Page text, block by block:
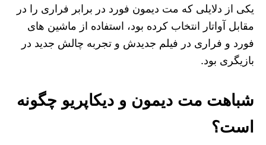
یکی از دلایلی که مت دیمون فورد در برابر فراری را در
مقابل آواتار انتخاب کرده بود، استفاده از ماشین های
فورد و فراری در فیلم جدیدش و تجربه چالش جدید در
بازیگری بود.
شباهت مت دیمون و دیکاپریو چگونه
است؟